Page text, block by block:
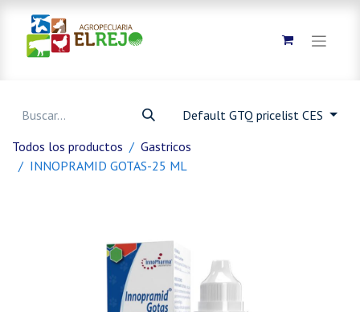
Default GTQ pricelist CES
Todos los productos
Gastricos
INNOPRAMID GOTAS-25 ML